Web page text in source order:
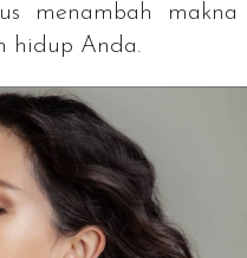
menambah makna
hidup Anda.